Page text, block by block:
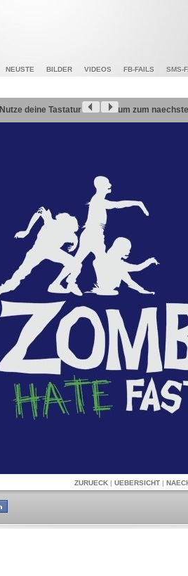
NEUSTE BILDER VIDEOS FB-FAILS SMS-
Nutze deine Tastatur um zum
ZURUECK | UEBERSICHT |